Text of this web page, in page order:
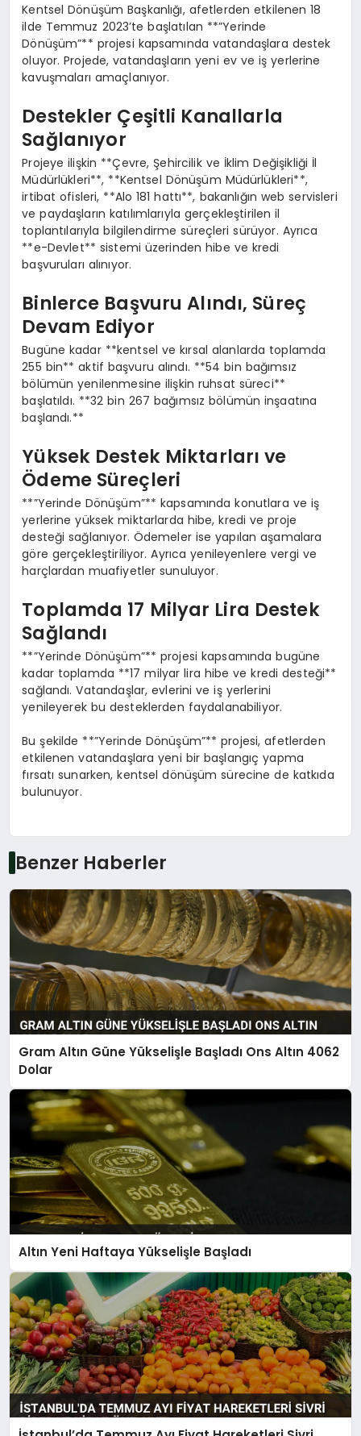
Kentsel Dönüşüm Başkanlığı, afetlerden etkilenen 18
ilde Temmuz 2023’te başlatılan **”Yerinde
Dönüşüm”** projesi kapsamında vatandaşlara destek
oluyor. Projede, vatandaşların yeni ev ve iş yerlerine
kavuşmaları amaçlanıyor.
Destekler Çeşitli Kanallarla
Sağlanıyor
Projeye ilişkin **Çevre, Şehircilik ve İklim Değişikliği İl
Müdürlükleri**, **Kentsel Dönüşüm Müdürlükleri**,
irtibat ofisleri, **Alo 181 hattı**, bakanlığın web servisleri
ve paydaşların katılımlarıyla gerçekleştirilen il
toplantılarıyla bilgilendirme süreçleri sürüyor. Ayrıca
**e-Devlet** sistemi üzerinden hibe ve kredi
başvuruları alınıyor.
Binlerce Başvuru Alındı, Süreç
Devam Ediyor
Bugüne kadar **kentsel ve kırsal alanlarda toplamda
255 bin** aktif başvuru alındı. **54 bin bağımsız
bölümün yenilenmesine ilişkin ruhsat süreci**
başlatıldı. **32 bin 267 bağımsız bölümün inşaatına
başlandı.**
Yüksek Destek Miktarları ve
Ödeme Süreçleri
**”Yerinde Dönüşüm”** kapsamında konutlara ve iş
yerlerine yüksek miktarlarda hibe, kredi ve proje
desteği sağlanıyor. Ödemeler ise yapılan aşamalara
göre gerçekleştiriliyor. Ayrıca yenileyenlere vergi ve
harçlardan muafiyetler sunuluyor.
Toplamda 17 Milyar Lira Destek
Sağlandı
**”Yerinde Dönüşüm”** projesi kapsamında bugüne
kadar toplamda **17 milyar lira hibe ve kredi desteği**
sağlandı. Vatandaşlar, evlerini ve iş yerlerini
yenileyerek bu desteklerden faydalanabiliyor.
Bu şekilde **”Yerinde Dönüşüm”** projesi, afetlerden
etkilenen vatandaşlara yeni bir başlangıç yapma
fırsatı sunarken, kentsel dönüşüm sürecine de katkıda
bulunuyor.
Benzer Haberler
Gram Altın Güne Yükselişle Başladı Ons Altın 4062
Dolar
Altın Yeni Haftaya Yükselişle Başladı